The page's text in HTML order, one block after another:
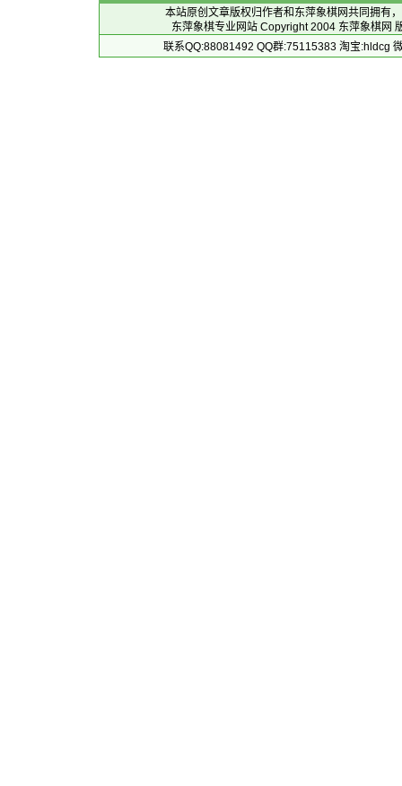
本站原创文章版权归作者和 东萍象棋网共同拥有
东萍象棋专业网站 Copyright 2004 东萍象棋网
联系QQ:88081492 QQ群:75115383 淘宝:hldcg